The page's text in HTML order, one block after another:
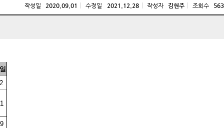
작성일 2020.09.01 수정일 2021.12.28 작성자 김현주 조회수 563